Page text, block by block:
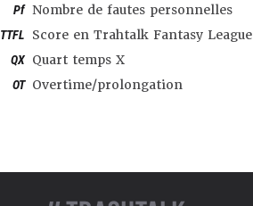
Pf Nombre de fautes personnelles
TTFL Score en Trahtalk Fantasy League
QX Quart temps X
OT Overtime/prolongation